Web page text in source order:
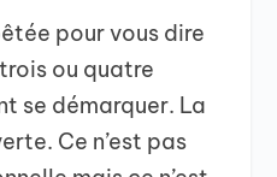
pour vous dire
ou quatre
se démarquer. La
Ce n’est pas